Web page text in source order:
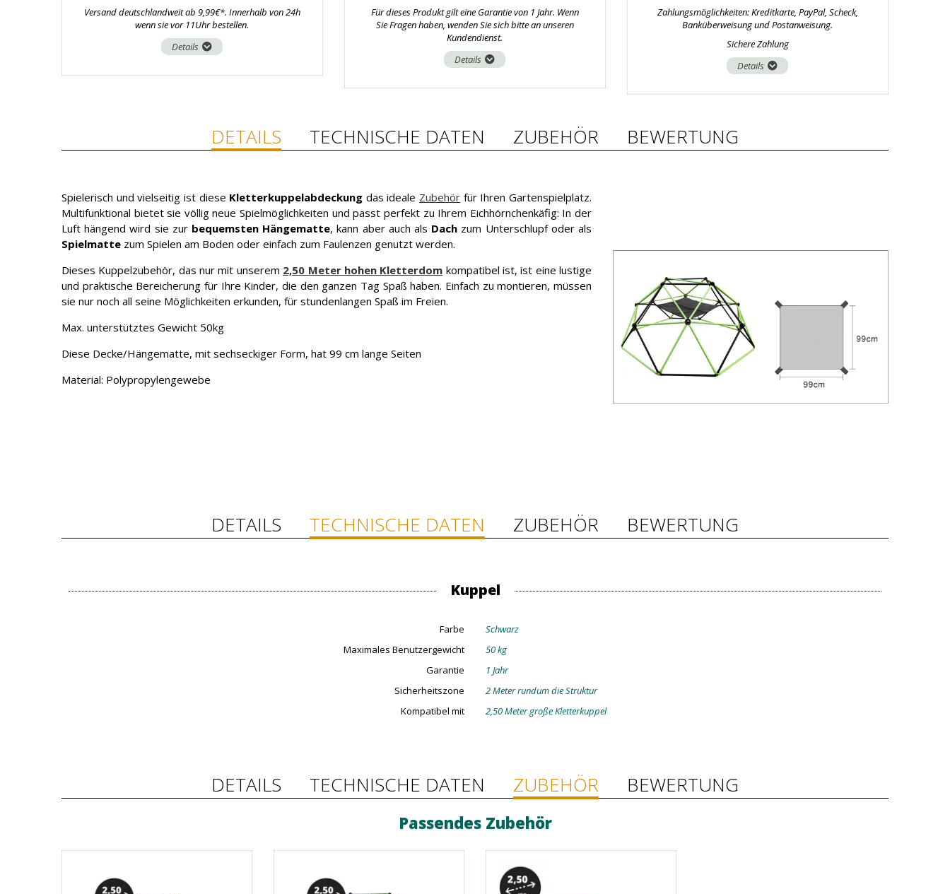
Versand deutschlandweit ab 9,99€*. Innerhalb von 24h
wenn sie vor 11Uhr bestellen.
Details
Für dieses Produkt gilt eine Garantie von 1 Jahr. Wenn
Sie Fragen haben, wenden Sie sich bitte an unseren
Kundendienst.
Details
Zahlungsmöglichkeiten: Kreditkarte, PayPal, Scheck,
Banküberweisung und Postanweisung.
Sichere Zahlung
Details
DETAILS TECHNISCHE DATEN ZUBEHÖR BEWERTUNG
Spielerisch und vielseitig ist diese Kletterkuppelabdeckung das ideale Zubehör für Ihren Gartenspielplatz.
Multifunktional bietet sie völlig neue Spielmöglichkeiten und passt perfekt zu Ihrem Eichhörnchenkäfig: In der
Luft hängend wird sie zur bequemsten Hängematte, kann aber auch als Dach zum Unterschlupf oder als
Spielmatte zum Spielen am Boden oder einfach zum Faulenzen genutzt werden.
Dieses Kuppelzubehör, das nur mit unserem 2,50 Meter hohen Kletterdom kompatibel ist, ist eine lustige
und praktische Bereicherung für Ihre Kinder, die den ganzen Tag Spaß haben. Einfach zu montieren, müssen
sie nur noch all seine Möglichkeiten erkunden, für stundenlangen Spaß im Freien.
Max. unterstütztes Gewicht 50kg
Diese Decke/Hängematte, mit sechseckiger Form, hat 99 cm lange Seiten
Material: Polypropylengewebe
DETAILS TECHNISCHE DATEN ZUBEHÖR BEWERTUNG
Kuppel
Farbe
Schwarz
Maximales Benutzergewicht
50 kg
Garantie
1 Jahr
Sicherheitszone
2 Meter rundum die Struktur
Kompatibel mit
2,50 Meter große Kletterkuppel
DETAILS TECHNISCHE DATEN ZUBEHÖR BEWERTUNG
Passendes Zubehör